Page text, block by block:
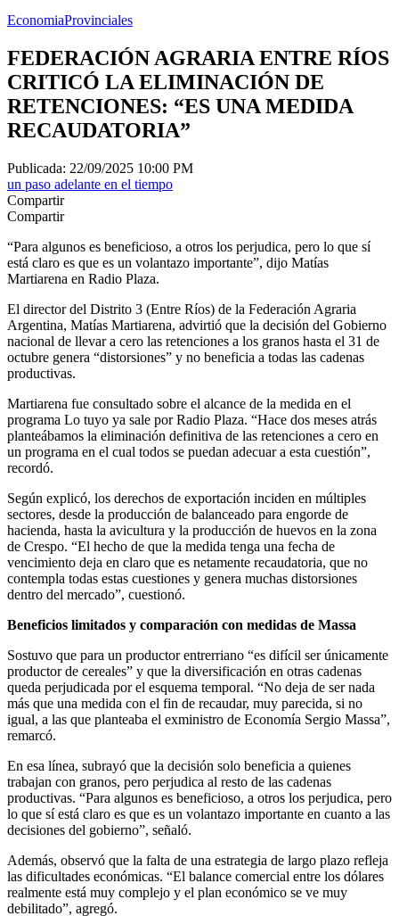
EconomiaProvinciales
FEDERACIÓN AGRARIA ENTRE RÍOS
CRITICÓ LA ELIMINACIÓN DE
RETENCIONES: “ES UNA MEDIDA
RECAUDATORIA”
Publicada: 22/09/2025 10:00 PM
un paso adelante en el tiempo
Compartir
Compartir
“Para algunos es beneficioso, a otros los perjudica, pero lo que sí
está claro es que es un volantazo importante”, dijo Matías
Martiarena en Radio Plaza.
El director del Distrito 3 (Entre Ríos) de la Federación Agraria
Argentina, Matías Martiarena, advirtió que la decisión del Gobierno
nacional de llevar a cero las retenciones a los granos hasta el 31 de
octubre genera “distorsiones” y no beneficia a todas las cadenas
productivas.
Martiarena fue consultado sobre el alcance de la medida en el
programa Lo tuyo ya sale por Radio Plaza. “Hace dos meses atrás
planteábamos la eliminación definitiva de las retenciones a cero en
un programa en el cual todos se puedan adecuar a esta cuestión”,
recordó.
Según explicó, los derechos de exportación inciden en múltiples
sectores, desde la producción de balanceado para engorde de
hacienda, hasta la avicultura y la producción de huevos en la zona
de Crespo. “El hecho de que la medida tenga una fecha de
vencimiento deja en claro que es netamente recaudatoria, que no
contempla todas estas cuestiones y genera muchas distorsiones
dentro del mercado”, cuestionó.
Beneficios limitados y comparación con medidas de Massa
Sostuvo que para un productor entrerriano “es difícil ser únicamente
productor de cereales” y que la diversificación en otras cadenas
queda perjudicada por el esquema temporal. “No deja de ser nada
más que una medida con el fin de recaudar, muy parecida, si no
igual, a las que planteaba el exministro de Economía Sergio Massa”,
remarcó.
En esa línea, subrayó que la decisión solo beneficia a quienes
trabajan con granos, pero perjudica al resto de las cadenas
productivas. “Para algunos es beneficioso, a otros los perjudica, pero
lo que sí está claro es que es un volantazo importante en cuanto a las
decisiones del gobierno”, señaló.
Además, observó que la falta de una estrategia de largo plazo refleja
las dificultades económicas. “El balance comercial entre los dólares
realmente está muy complejo y el plan económico se ve muy
debilitado”, agregó.